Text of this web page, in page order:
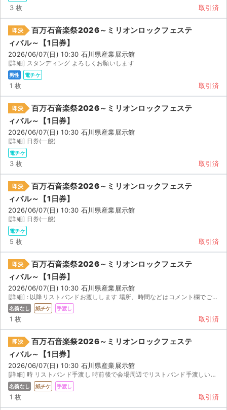
3 枚 取引済
即決
百万石音楽祭2026～ミリオンロックフェステ
ィバル～【1日券】
2026/06/07(日) 10:30 石川県産業展示館
[詳細] スタンディング よろしくお願いします
男性 電チケ
1 枚 取引済
即決
百万石音楽祭2026～ミリオンロックフェステ
ィバル～【1日券】
2026/06/07(日) 10:30 石川県産業展示館
[詳細] 日券(一般)
電チケ
3 枚 取引済
即決
百万石音楽祭2026～ミリオンロックフェステ
ィバル～【1日券】
2026/06/07(日) 10:30 石川県産業展示館
[詳細] 日券(一般)
電チケ
5 枚 取引済
即決
百万石音楽祭2026～ミリオンロックフェステ
ィバル～【1日券】
2026/06/07(日) 10:30 石川県産業展示館
[詳細] : 以降リストバンドお渡しします 場所、時間などはコメント欄でご相談ください
名義なし 紙チケ 手渡し
1 枚 取引済
即決
百万石音楽祭2026～ミリオンロックフェステ
ィバル～【1日券】
2026/06/07(日) 10:30 石川県産業展示館
[詳細] 時 リストバンド手渡し 時前後で会場周辺でリストバンド手渡しいたします！ 場所はご相談...
名義なし 紙チケ 手渡し
1 枚 取引済